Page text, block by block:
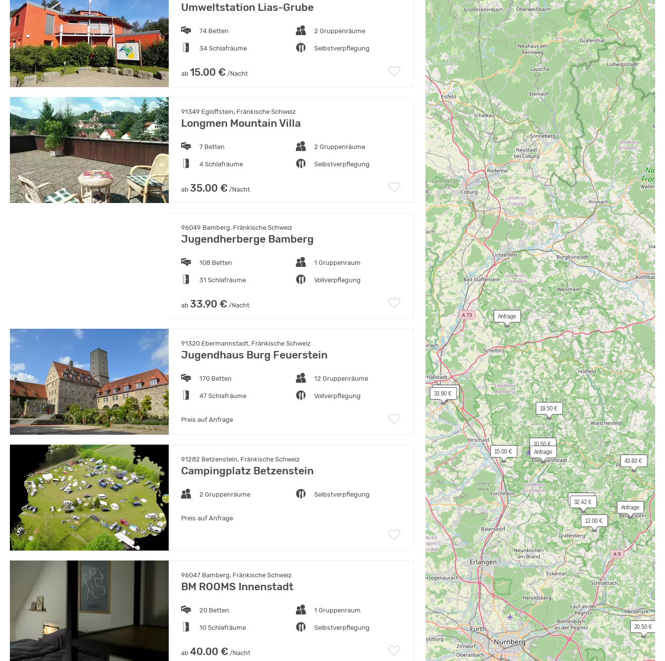
Umweltstation Lias-Grube
74 Betten 2 Gruppenräume
34 Schlafräume Selbstverpflegung
ab 15.00 € /Nacht
91349 Egloffstein, Fränkische Schweiz
Longmen Mountain Villa
7 Betten 2 Gruppenräume
4 Schlafräume Selbstverpflegung
ab 35.00 € /Nacht
96049 Bamberg, Fränkische Schweiz
Jugendherberge Bamberg
108 Betten 1 Gruppenraum
31 Schlafräume Vollverpflegung
ab 33.90 € /Nacht
91320 Ebermannstadt, Fränkische Schweiz
Jugendhaus Burg Feuerstein
170 Betten 12 Gruppenräume
47 Schlafräume Vollverpflegung
Preis auf Anfrage
91282 Betzenstein, Fränkische Schweiz
Campingplatz Betzenstein
2 Gruppenräume Selbstverpflegung
Preis auf Anfrage
96047 Bamberg, Fränkische Schweiz
BM ROOMS Innenstadt
20 Betten 1 Gruppenraum
10 Schlafräume Selbstverpflegung
ab 40.00 € /Nacht
10.50 €
Anfrage
19.50 €
15.00 €
35.00 €
33.90 €
Anfrage
Anfrage
40.00 €
32.42 €
13.00 €
43.80 €
20.50 €